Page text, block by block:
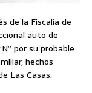
de la Fiscalía de
auto de
por su probable
hechos
Las Casas.